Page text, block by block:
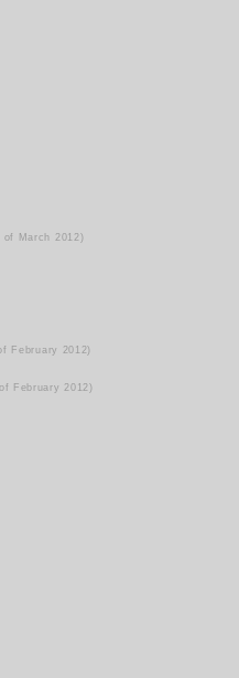
of March 2012)
February 2012)
February 2012)